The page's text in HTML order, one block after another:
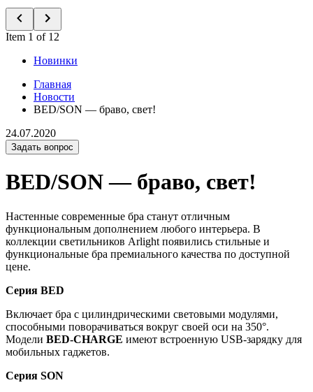
Item 1 of 12
Новинки
Главная
Новости
BED/SON — браво, свет!
24.07.2020
Задать вопрос
BED/SON — браво, свет!
Настенные современные бра станут отличным
функциональным дополнением любого интерьера. В
коллекции светильников Arlight появились стильные и
функциональные бра премиального качества по доступной
цене.
Серия BED
Включает бра с цилиндрическими световыми модулями,
способными поворачиваться вокруг своей оси на 350°.
Модели BED-CHARGE имеют встроенную USB-зарядку для
мобильных гаджетов.
Серия SON